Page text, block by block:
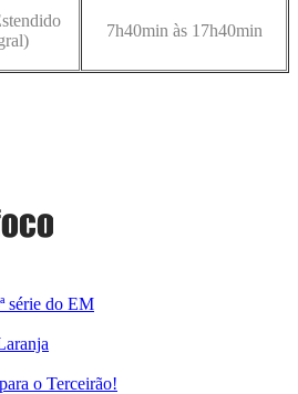
7h40min às 17h40min
série do EM
o Terceirão!